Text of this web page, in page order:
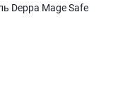
Deppa Mage Safe